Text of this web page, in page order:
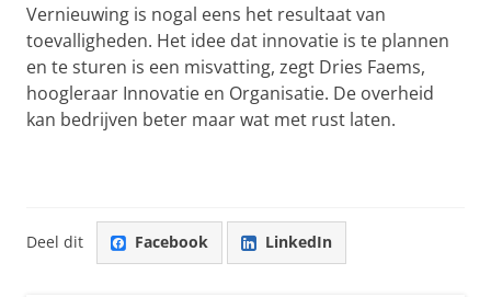
Vernieuwing is nogal eens het resultaat van
toevalligheden. Het idee dat innovatie is te plannen
en te sturen is een misvatting, zegt Dries Faems,
hoogleraar Innovatie en Organisatie. De overheid
kan bedrijven beter maar wat met rust laten.
Deel dit Facebook LinkedIn